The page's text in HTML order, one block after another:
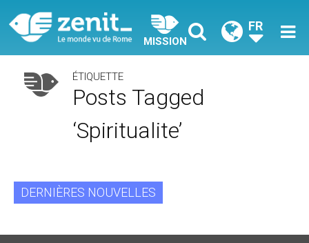
MISSION
FR
ÉTIQUETTE
Posts Tagged
‘spiritualite’
DERNIÈRES NOUVELLES